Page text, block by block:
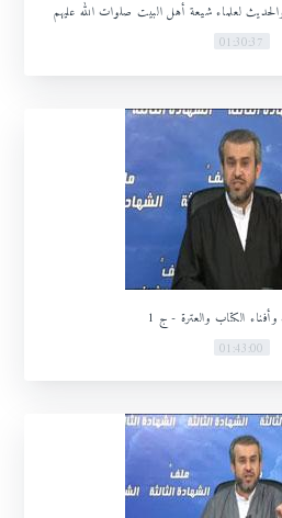
لعلماء شيعة أهل البيت صلوات الله عليهم
01:30:37
الكتاب والعترة - ج 1
01:43:00